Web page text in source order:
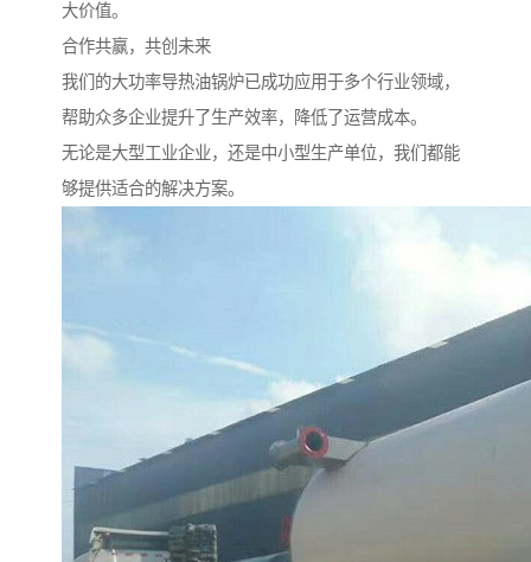
大价值。
合作共赢，共创未来
我们的大功率导热油锅炉已成功应用于多个行业领域，
帮助众多企业提升了生产效率，降低了运营成本。
无论是大型工业企业，还是中小型生产单位，我们都能
够提供适合的解决方案。